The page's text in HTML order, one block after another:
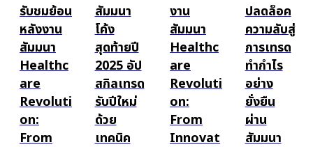
รับชมย้อน
หลังงาน
สัมมนา
Healthc
are
Revoluti
on:
From
สัมมนา
โค้ง
สุดท้ายปี
2025 อัป
สกิลเทรด
รับปีใหม่
ด้วย
เทคนิค
งาน
สัมมนา
Healthc
are
Revoluti
on:
From
Innovat
ปลดล็อค
ความลับสู่
การเทรด
ทำกำไร
อย่าง
ยั่งยืน
ผ่าน
สัมมนา